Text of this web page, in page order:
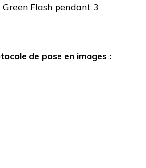
Flash pendant 3
de pose en images :